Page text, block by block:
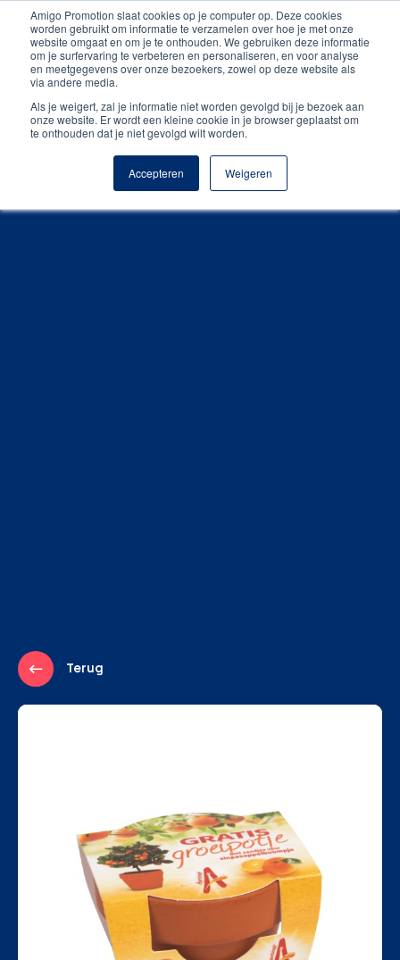
Amigo Promotion slaat cookies op je computer op. Deze cookies
worden gebruikt om informatie te verzamelen over hoe je met onze
website omgaat en om je te onthouden. We gebruiken deze informatie
om je surfervaring te verbeteren en personaliseren, en voor analyse
en meetgegevens over onze bezoekers, zowel op deze website als
via andere media.
Als je weigert, zal je informatie niet worden gevolgd bij je bezoek aan
onze website. Er wordt een kleine cookie in je browser geplaatst om
te onthouden dat je niet gevolgd wilt worden.
Accepteren Weigeren
Unieke producten
Gratis digitale drukproef
Terug